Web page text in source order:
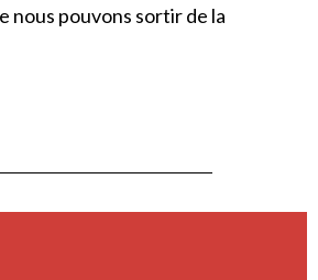
nous pouvons sortir de la